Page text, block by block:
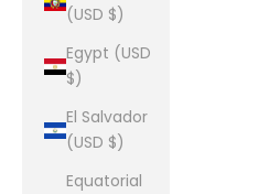
(USD $)
Egypt (USD
$)
El Salvador
(USD $)
Equatorial